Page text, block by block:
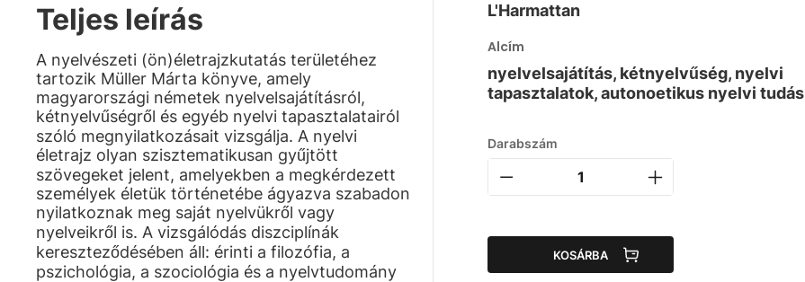
Teljes leírás
A nyelvészeti (ön)életrajzkutatás területéhez
tartozik Müller Márta könyve, amely
magyarországi németek nyelvelsajátításról,
kétnyelvűségről és egyéb nyelvi tapasztalatairól
szóló megnyilatkozásait vizsgálja. A nyelvi
életrajz olyan szisztematikusan gyűjtött
szövegeket jelent, amelyekben a megkérdezett
személyek életük történetébe ágyazva szabadon
nyilatkoznak meg saját nyelvükről vagy
nyelveikről is. A vizsgálódás diszciplínák
kereszteződésében áll: érinti a filozófia, a
pszichológia, a szociológia és a nyelvtudomány
L'Harmattan
Alcím
nyelvelsajátítás, kétnyelvűség, nyelvi
tapasztalatok, autonoetikus nyelvi tudás
Darabszám
KOSÁRBA